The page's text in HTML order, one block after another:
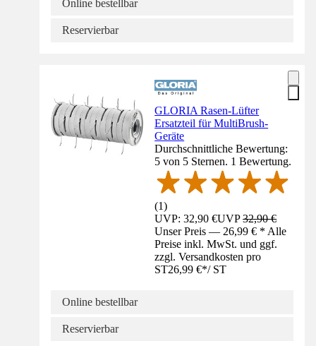
Online bestellbar
Reservierbar
GLORIA Rasen-Lüfter
Ersatzteil für MultiBrush-
Geräte
Durchschnittliche Bewertung:
5 von 5 Sternen. 1 Bewertung.
(1)
UVP: 32,90 €UVP32,90 €
Unser Preis — 26,99 € * Alle
Preise inkl. MwSt. und ggf.
zzgl. Versandkosten pro
ST26,99 €*/ ST
Online bestellbar
Reservierbar